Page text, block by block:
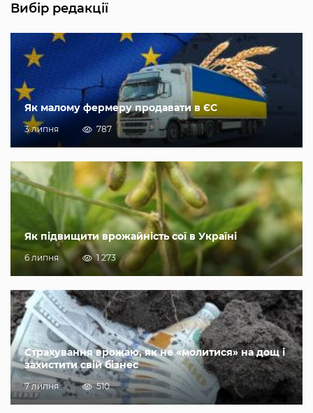
Вибір редакції
Як малому фермеру продавати в ЄС
3 липня 787
Як підвищити врожайність сої в Україні
6 липня 1 273
Страхування врожаю, як не «молитися» на дощ і
захистити свій бізнес
7 липня 510